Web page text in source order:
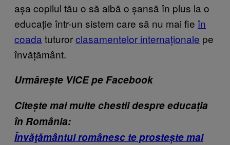
așa copilul tău o să aibă o șansă în plus la o
educație într-un sistem care să nu mai fie în
coada tuturorclasamentelor internaționale pe
învățământ.
Urmărește VICE pe Facebook
Citește mai multe chestii despre educația
în România:
Învăţământul românesc te prostește mai